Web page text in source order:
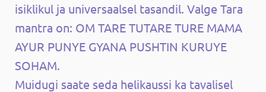
isiklikul ja universaalsel tasandil. Valge Tara
mantra on: OM TARE TUTARE TURE MAMA
AYUR PUNYE GYANA PUSHTIN KURUYE
SOHAM.
Muidugi saate seda helikaussi ka tavalisel